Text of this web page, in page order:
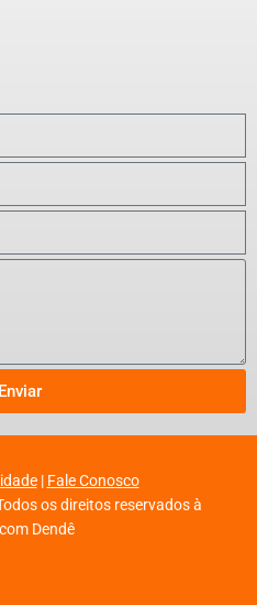
Enviar
| Fale Conosco
os direitos reservados à
Dendê